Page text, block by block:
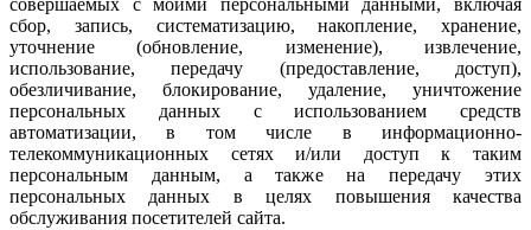
совершаемых с моими персональными данными, включая
сбор, запись, систематизацию, накопление, хранение,
уточнение (обновление, изменение), извлечение,
использование, передачу (предоставление, доступ),
обезличивание, блокирование, удаление, уничтожение
персональных данных с использованием средств
автоматизации, в том числе в информационно-
телекоммуникационных сетях и/или доступ к таким
персональным данным, а также на передачу этих
персональных данных в целях повышения качества
обслуживания посетителей сайта.